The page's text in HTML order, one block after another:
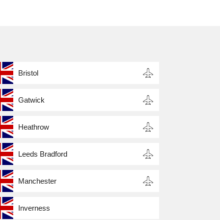
Bristol
Gatwick
Heathrow
Leeds Bradford
Manchester
Inverness